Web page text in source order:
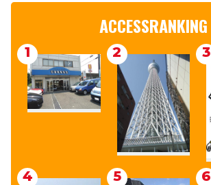
ACCESSRANKING
1 2 3
4 5 6